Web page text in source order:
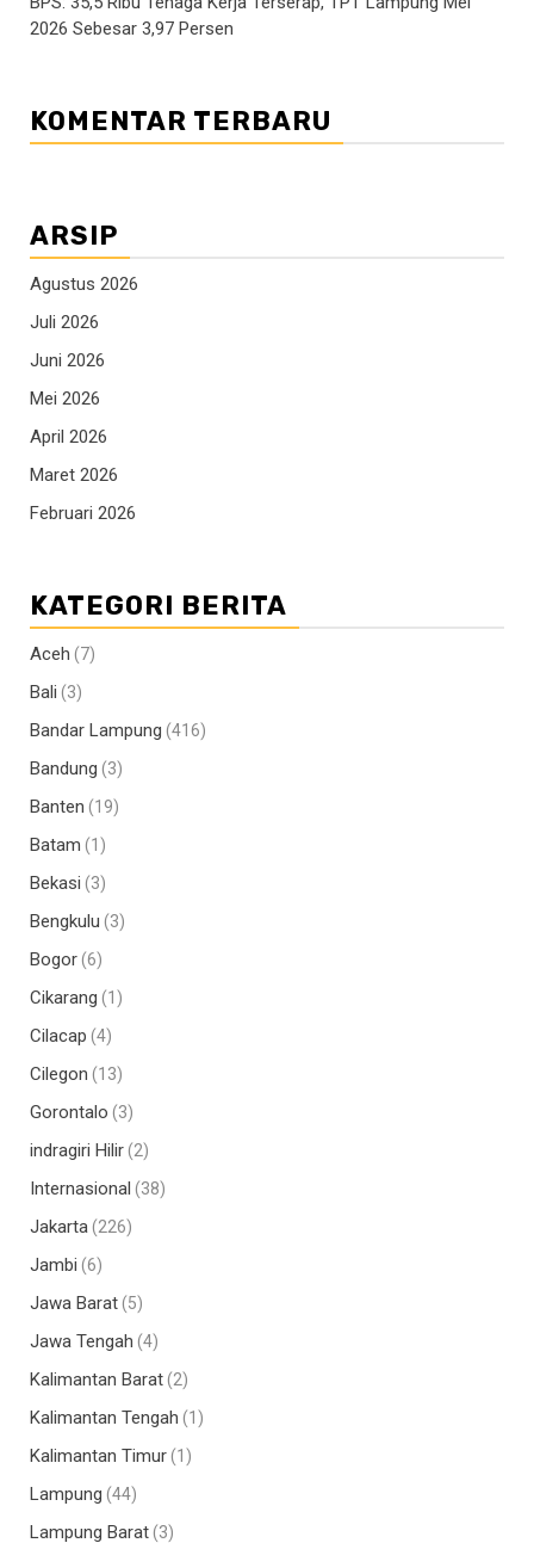
2026 Sebesar 3,97 Persen
KOMENTAR TERBARU
ARSIP
Agustus 2026
Juli 2026
Juni 2026
Mei 2026
April 2026
Maret 2026
Februari 2026
KATEGORI BERITA
Aceh (7)
Bali (3)
Bandar Lampung (416)
Bandung (3)
Banten (19)
Batam (1)
Bekasi (3)
Bengkulu (3)
Bogor(6)
Cikarang (1)
Cilacap (4)
Cilegon (13)
Gorontalo (3)
indragiri Hilir(2)
Internasional (38)
Jakarta(226)
Jambi (6)
Jawa Barat(5)
Jawa Tengah (4)
Kalimantan Barat(2)
Kalimantan Tengah (1)
Kalimantan Timur(1)
Lampung (44)
Lampung Barat(3)